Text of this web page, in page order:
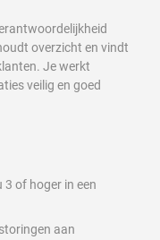
overzicht en vindt
Je werkt
veilig en goed
3 of hoger in een
aan